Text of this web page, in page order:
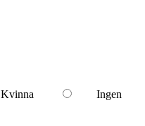
Kvinna
Ingen